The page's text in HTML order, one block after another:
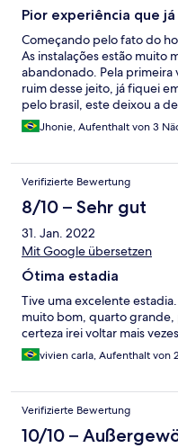
Pior experiência que
Começando pelo fato do
As instalações estão muito
abandonado. Pela
ruim desse jeito, já fiquei
pelo brasil, este deixou a
informaram que o quarto
dizia nada disso, ok,
sujo, serviço de quarto não
acomodação precisa pagar.
ser no banheiro. O
tiver chovendo. O elevador
dizendo de quando foi feito
estranhos e da um soco pra
Não recomendo este hotel
SITE, pesquise sobre a
informações, uma viagem
um pesadelo, é lamentável
a este local.
Jhonie, Aufenthalt von 3
Verifizierte Bewertung
8/10 – Sehr gut
31. Jan. 2022
Mit Google übersetzen
Ótima estadia
Tive uma excelente
muito bom, quarto grande,
certeza irei voltar mais
vivien carla, Aufenthalt von
Verifizierte Bewertung
10/10 –